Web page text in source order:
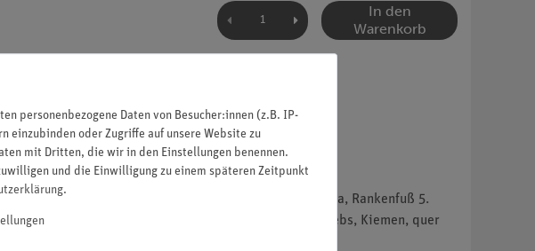
In den
Warenkorb
Gammarus 4. Entenmuschel, Lepas anatifera, Rankenfuß 5.
Astacus, Auge mit Ommatidien, längs 8. Flußkrebs, Kiemen, quer
personenbezogene Daten von Besucher:innen (z.B. IP-
einzubinden oder Zugriffe auf unsere Website zu
mit Dritten, die wir in den Einstellungen benennen.
und die Einwilligung zu einem späteren Zeitpunkt
.